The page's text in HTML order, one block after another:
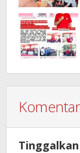
Komentar